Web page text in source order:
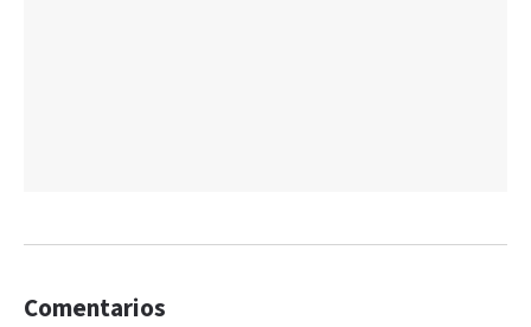
Comentarios